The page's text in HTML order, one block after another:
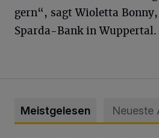
gern“, sagt Wioletta
Sparda-Bank in Wuppertal.
Meistgelesen Neueste